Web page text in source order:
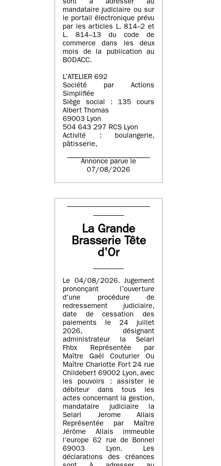
sont à adresser au
mandataire judiciaire ou sur
le portail électronique prévu
par les articles L. 814–2 et
L. 814–13 du code de
commerce dans les deux
mois de la publication au
BODACC.
L’ATELIER 692
Société par Actions
Simplifiée
Siège social : 135 cours
Albert Thomas
69003 Lyon
504 643 297 RCS Lyon
Activité : boulangerie,
pâtisserie,
Annonce parue le
07/08/2026
La Grande
Brasserie Tête
d'Or
Le 04/08/2026. Jugement
prononçant l’ouverture
d’une procédure de
redressement judiciaire,
date de cessation des
paiements le 24 juillet
2026, désignant
administrateur la Selarl
Fhbx Représentée par
Maître Gaël Couturier Ou
Maître Charlotte Fort 24 rue
Childebert 69002 Lyon, avec
les pouvoirs : assister le
débiteur dans tous les
actes concernant la gestion,
mandataire judiciaire la
Selarl Jerome Allais
Représentée par Maître
Jérôme Allais immeuble
l’europe 62 rue de Bonnel
69003 Lyon. Les
déclarations des créances